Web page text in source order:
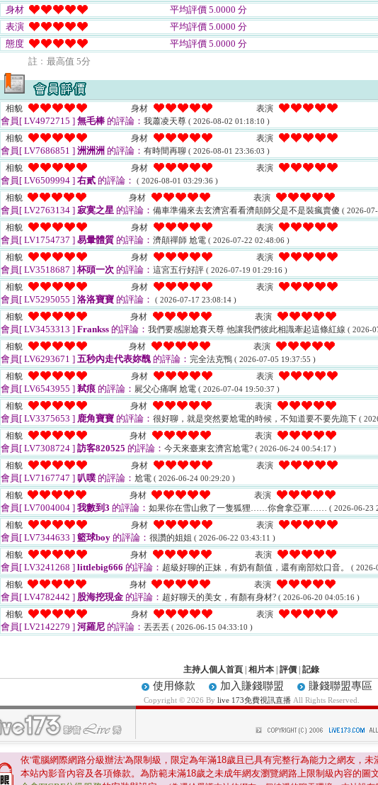
身材
平均評價 5.0000 分
表演
平均評價 5.0000 分
態度
平均評價 5.0000 分
註﹕最高值 5分
相貌 身材 表演
會員[ LV4972715 ] 無毛棒 的評論： 我蕭凌天尊 ( 2026-08-02 01:18:10 )
相貌 身材 表演
會員[ LV7686851 ] 洲洲洲 的評論： 有時間再聊 ( 2026-08-01 23:36:03 )
相貌 身材 表演
會員[ LV6509994 ] 右貳 的評論： ( 2026-08-01 03:29:36 )
相貌 身材 表演
會員[ LV2763134 ] 寂寞之星 的評論： 備車準備來去玄濟宮看看濟顛師父是不是裝瘋賣傻 ( 2026-
相貌 身材 表演
會員[ LV1754737 ] 易暈體質 的評論： 濟顛禪師 尬電 ( 2026-07-22 02:48:06 )
相貌 身材 表演
會員[ LV3518687 ] 杯頭一次 的評論： 這宮五行好評 ( 2026-07-19 01:29:16 )
相貌 身材 表演
會員[ LV5295055 ] 洛洛寶寶 的評論： ( 2026-07-17 23:08:14 )
相貌 身材 表演
會員[ LV3453313 ] Frankss 的評論： 我們要感謝尬賽天尊 他讓我們彼此相識牽起這條紅線 ( 2026-
相貌 身材 表演
會員[ LV6293671 ] 五秒內走代表妳醜的評論： 完全法克鴨 ( 2026-07-05 19:37:55 )
相貌 身材 表演
會員[ LV6543955 ] 弒痕 的評論： 屍父心痛啊 尬電 ( 2026-07-04 19:50:37 )
相貌 身材 表演
會員[ LV3375653 ] 鹿角寶寶 的評論： 很好聊，就是突然要尬電的時候，不知道要不要先跪下 (
相貌 身材 表演
會員[ LV7308724 ] 訪客820525 的評論： 今天來臺東玄濟宮尬電? ( 2026-06-24 00:54:17 )
相貌 身材 表演
會員[ LV7167747 ] 叭噗 的評論： 尬電 ( 2026-06-24 00:29:20 )
相貌 身材 表演
會員[ LV7004004 ] 我數到3 的評論： 如果你在雪山救了一隻狐狸……你會拿亞軍…… ( 2026-06-23
相貌 身材 表演
會員[ LV7344633 ] 籃球boy 的評論： 很讚的姐姐 ( 2026-06-22 03:43:11 )
相貌 身材 表演
會員[ LV3241268 ] littlebig666 的評論： 超級好聊的正妹，有奶有顏值，還有南部欸口音。 ( 2026-
相貌 身材 表演
會員[ LV4782442 ] 股海挖現金 的評論： 超好聊天的美女，有顏有身材? ( 2026-06-20 04:05:16 )
相貌 身材 表演
會員[ LV2142279 ] 河羅尼 的評論： 丟丟丟 ( 2026-06-15 04:33:10 )
主持人個人首頁 相片本 評價 記錄
使用條款 加入賺錢聯盟 賺錢聯盟專區
Copyright © 2026 By live 173免費視訊直播All Rights Reserved.
依'電腦網際網路分級辦法'為限制級，限定為年滿18歲且已具有完整行為能力之網友，未
本站內影音內容及各項條款。為防範未滿18歲之未成年網友瀏覽網路上限制級內容的圖